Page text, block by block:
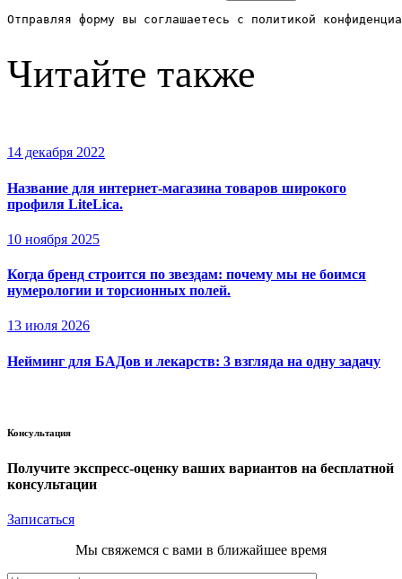
Отправляя форму вы соглашаетесь с политикой
Читайте также
14 декабря 2022
Название для интернет-магазина товаров широкого
профиля LiteLica.
10 ноября 2025
Когда бренд строится по звездам: почему мы не боимся
нумерологии и торсионных полей.
13 июля 2026
Нейминг для БАДов и лекарств: 3 взгляда на одну задачу
Консультация
Получите экспресс-оценку ваших вариантов на бесплатной
консультации
Записаться
Мы свяжемся с вами в ближайшее время